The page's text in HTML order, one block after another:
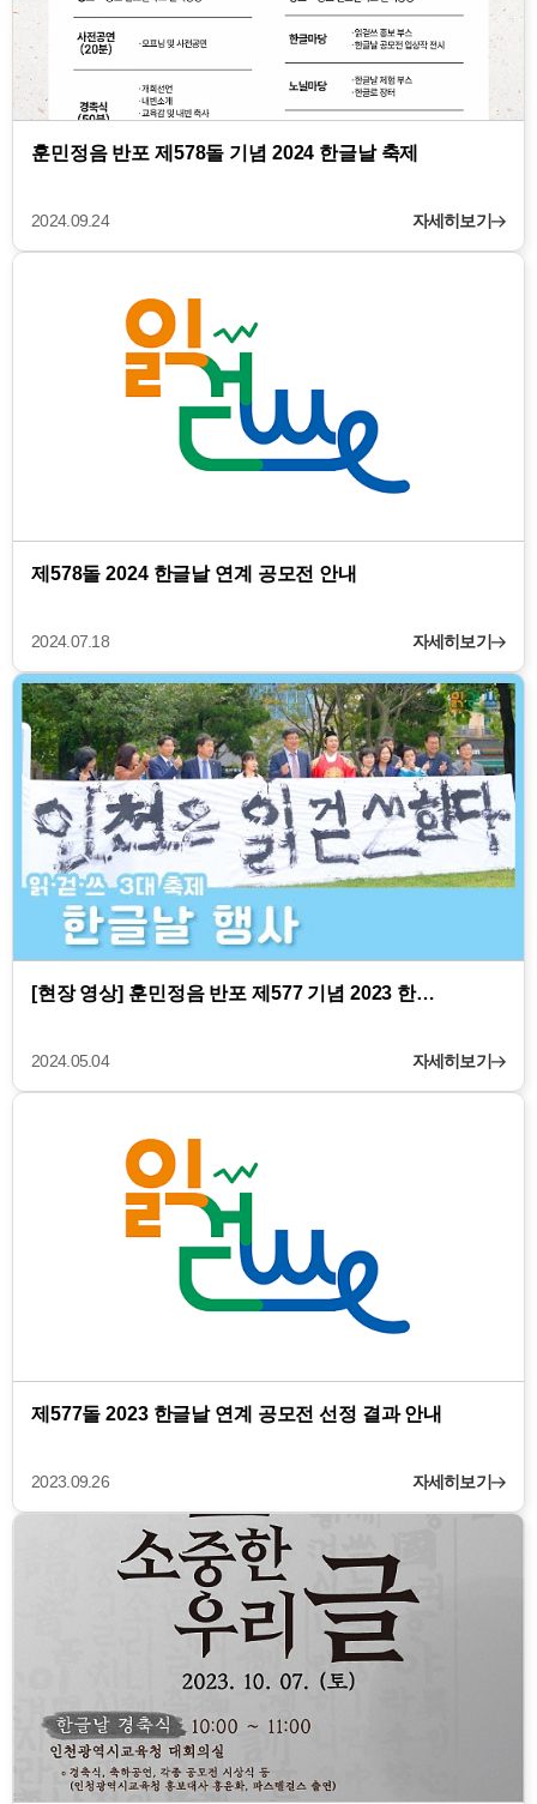
훈민정음 반포 제578돌 기념 2024 한글날 축제
2024.09.24 자세히보기
제578돌 2024 한글날 연계 공모전 안내
2024.07.18 자세히보기
[현장 영상] 훈민정음 반포 제577 기념 2023 한…
2024.05.04 자세히보기
제577돌 2023 한글날 연계 공모전 선정 결과 안내
2023.09.26 자세히보기